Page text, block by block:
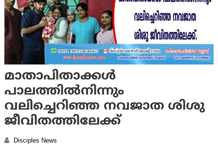
മാതാപിതാക്കള്‍
പാലത്തില്‍നിന്നും
വലിച്ചെറിഞ്ഞ നവജാത ശിശു
ജീവിതത്തിലേക്ക്
Disciples News